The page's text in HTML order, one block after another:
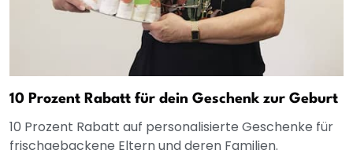
10 Prozent Rabatt für dein Geschenk zur Geburt
10 Prozent Rabatt auf personalisierte Geschenke für
frischgebackene Eltern und deren Familien.